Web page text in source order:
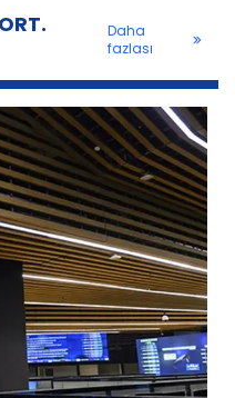
Daha
fazlası